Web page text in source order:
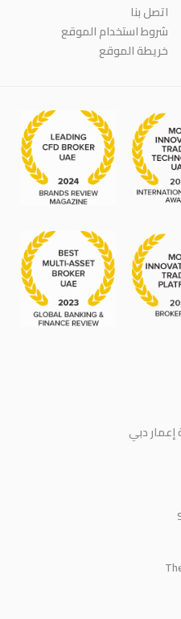
اتصل بنا
شروط استخدام الموقع
خريطة الموقع